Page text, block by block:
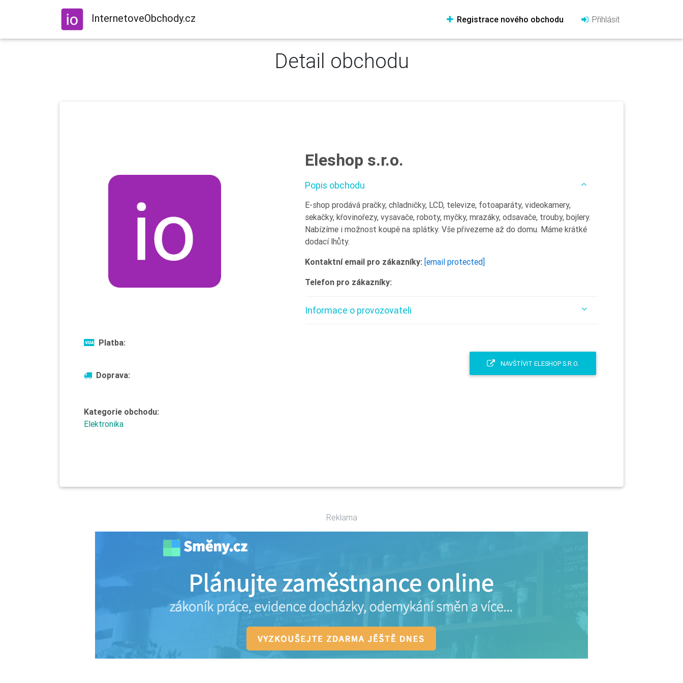
InternetoveObchody.cz Registrace nového obchodu Přihlásit
Detail obchodu
Platba:
Doprava:
Kategorie obchodu:
Elektronika
Eleshop s.r.o.
Popis obchodu
E-shop prodává pračky, chladničky, LCD, televize, fotoaparáty, videokamery,
sekačky, křovinořezy, vysavače, roboty, myčky, mrazáky, odsavače, trouby, bojlery.
Nabízíme i možnost koupě na splátky. Vše přivezeme až do domu. Máme krátké
dodací lhůty.
Kontaktní email pro zákazníky: [email protected]
Telefon pro zákazníky:
Informace o provozovateli
NAVŠTÍVIT ELESHOP S.R.O.
Reklama